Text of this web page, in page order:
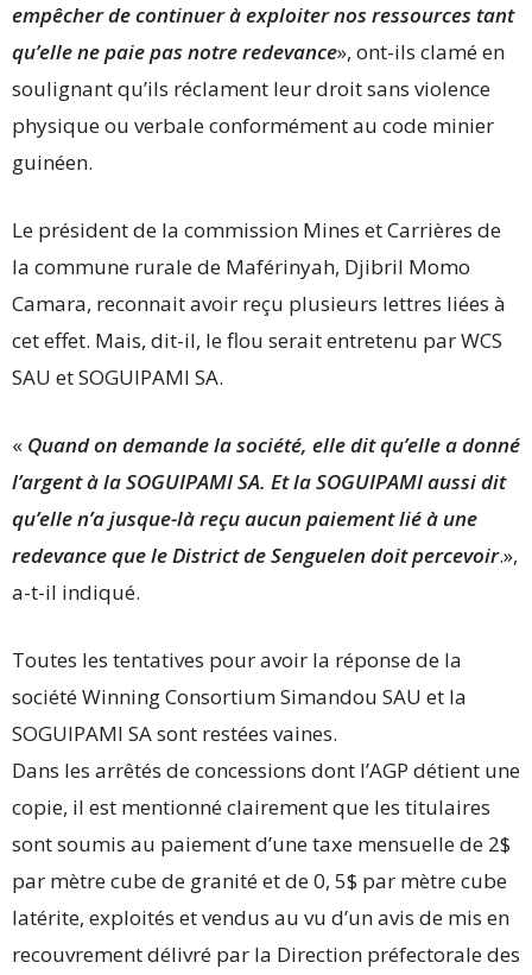
empêcher de continuer à exploiter nos ressources tant
qu’elle ne paie pas notre redevance», ont-ils clamé en
soulignant qu’ils réclament leur droit sans violence
physique ou verbale conformément au code minier
guinéen.
Le président de la commission Mines et Carrières de
la commune rurale de Maférinyah, Djibril Momo
Camara, reconnait avoir reçu plusieurs lettres liées à
cet effet. Mais, dit-il, le flou serait entretenu par WCS
SAU et SOGUIPAMI SA.
« Quand on demande la société, elle dit qu’elle a donné
l’argent à la SOGUIPAMI SA. Et la SOGUIPAMI aussi dit
qu’elle n’a jusque-là reçu aucun paiement lié à une
redevance que le District de Senguelen doit percevoir.»,
a-t-il indiqué.
Toutes les tentatives pour avoir la réponse de la
société Winning Consortium Simandou SAU et la
SOGUIPAMI SA sont restées vaines.
Dans les arrêtés de concessions dont l’AGP détient une
copie, il est mentionné clairement que les titulaires
sont soumis au paiement d’une taxe mensuelle de 2$
par mètre cube de granité et de 0, 5$ par mètre cube
latérite, exploités et vendus au vu d’un avis de mis en
recouvrement délivré par la Direction préfectorale des